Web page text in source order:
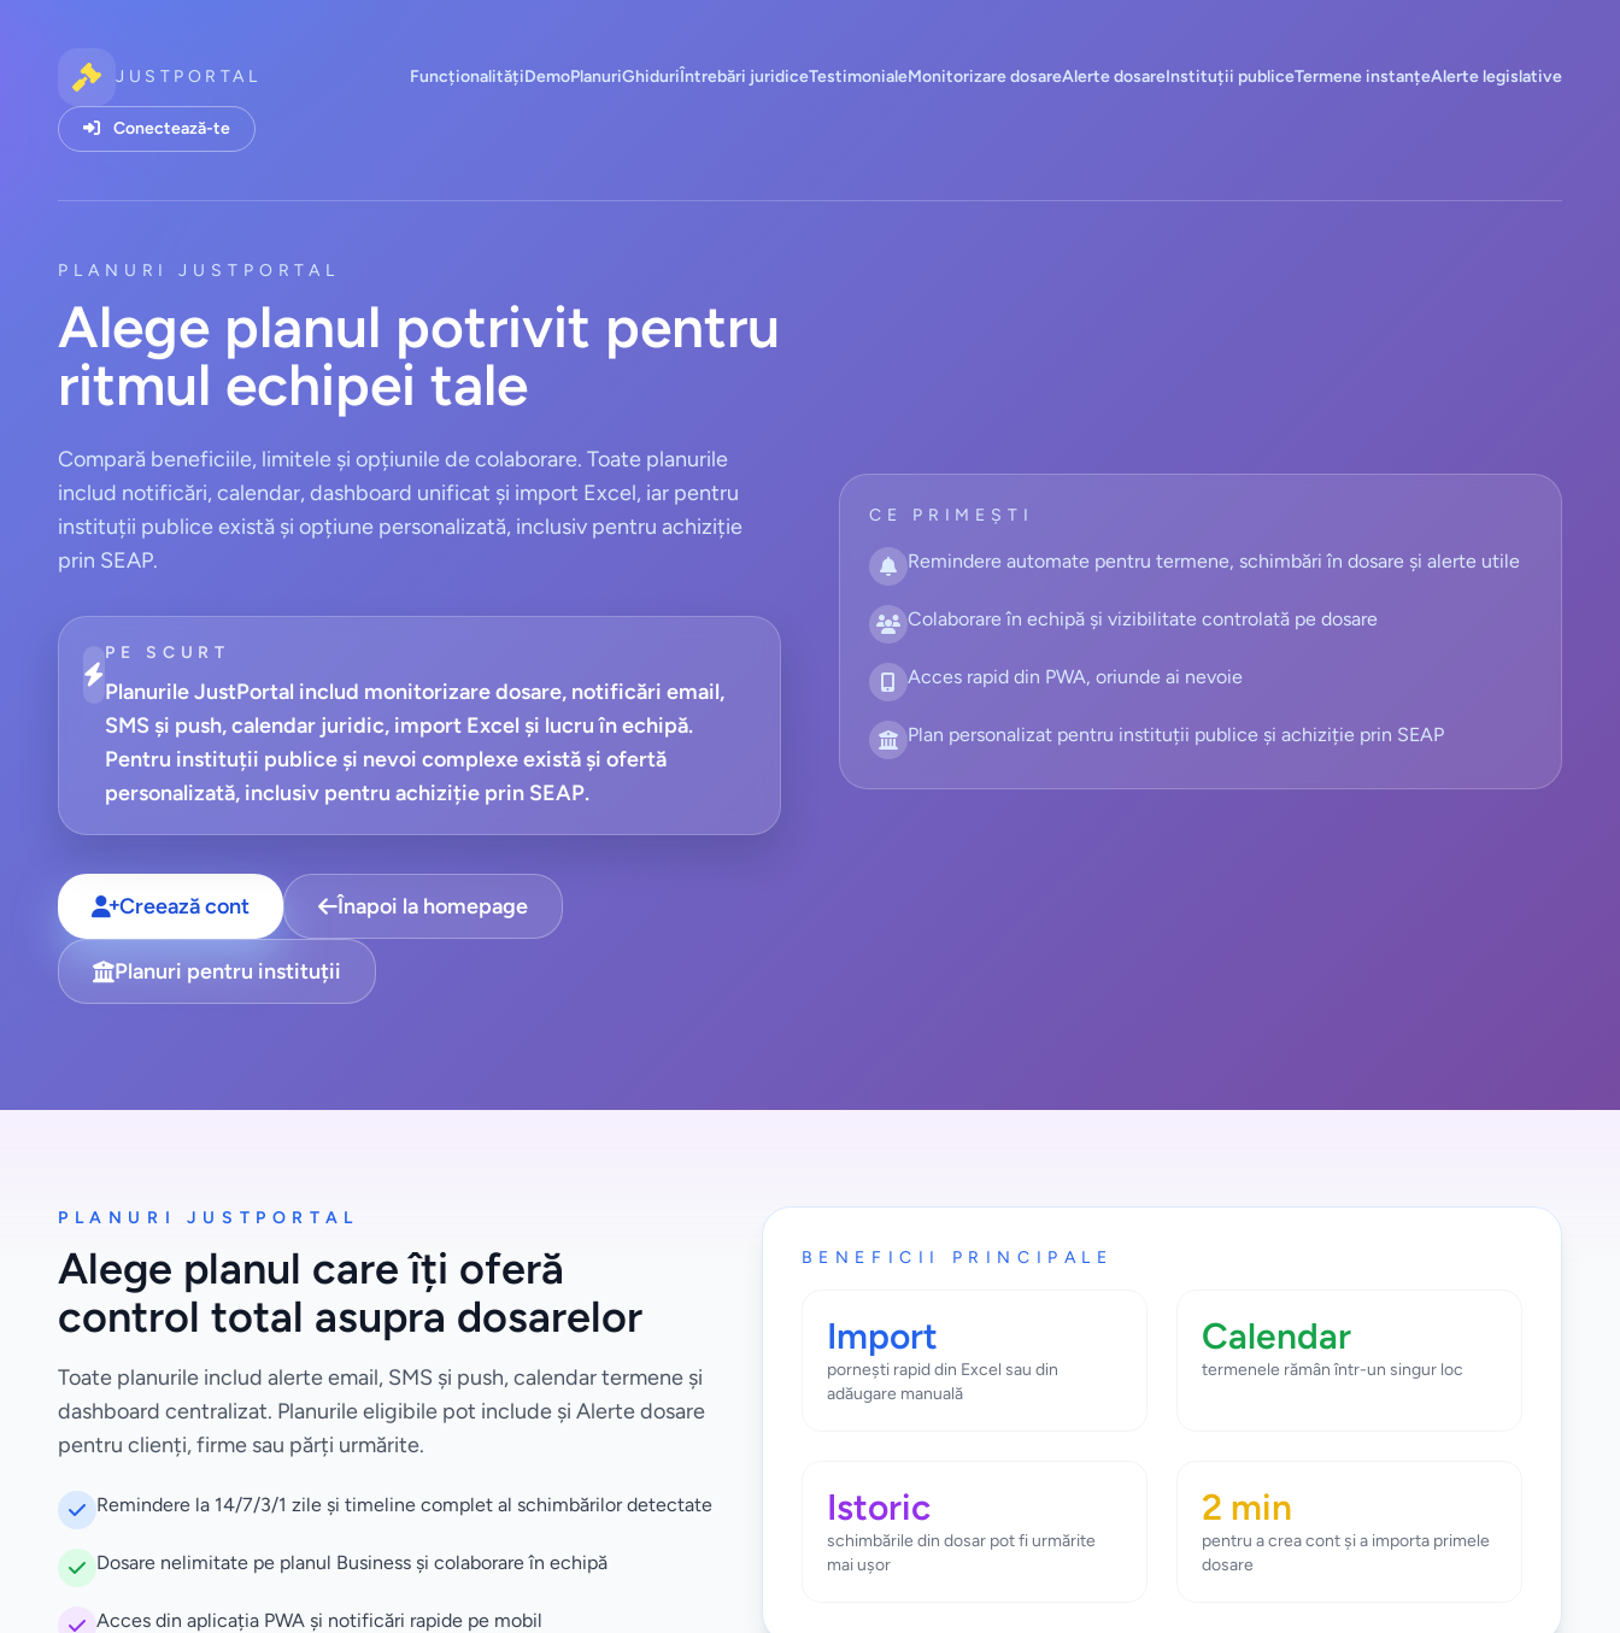
JUSTPORTAL FuncționalitățiDemoPlanuriGhiduriÎntrebări juridiceTestimonialeMonitorizare dosareAlerte dosareInstituții publiceTermene instanțeAlerte legislative
Conectează-te
PLANURI JUSTPORTAL
Alege planul potrivit pentru
ritmul echipei tale
Compară beneficiile, limitele și opțiunile de colaborare. Toate planurile
includ notificări, calendar, dashboard unificat și import Excel, iar pentru
instituții publice există și opțiune personalizată, inclusiv pentru achiziție
prin SEAP.
PE SCURT
Planurile JustPortal includ monitorizare dosare, notificări email,
SMS și push, calendar juridic, import Excel și lucru în echipă.
Pentru instituții publice și nevoi complexe există și ofertă
personalizată, inclusiv pentru achiziție prin SEAP.
Creează cont Înapoi la homepage
Planuri pentru instituții
CE PRIMEȘTI
Remindere automate pentru termene, schimbări în dosare și alerte utile
Colaborare în echipă și vizibilitate controlată pe dosare
Acces rapid din PWA, oriunde ai nevoie
Plan personalizat pentru instituții publice și achiziție prin SEAP
PLANURI JUSTPORTAL
Alege planul care îți oferă
control total asupra dosarelor
Toate planurile includ alerte email, SMS și push, calendar termene și
dashboard centralizat. Planurile eligibile pot include și Alerte dosare
pentru clienți, firme sau părți urmărite.
Remindere la 14/7/3/1 zile și timeline complet al schimbărilor detectate
Dosare nelimitate pe planul Business și colaborare în echipă
Acces din aplicația PWA și notificări rapide pe mobil
BENEFICII PRINCIPALE
Import
pornești rapid din Excel sau din
adăugare manuală
Calendar
termenele rămân într-un singur loc
Istoric
schimbările din dosar pot fi urmărite
mai ușor
2 min
pentru a crea cont și a importa primele
dosare